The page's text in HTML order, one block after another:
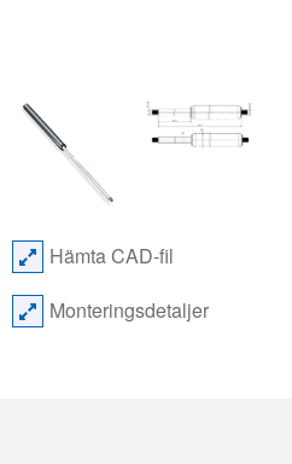
Hämta CAD-fil
Monteringsdetaljer